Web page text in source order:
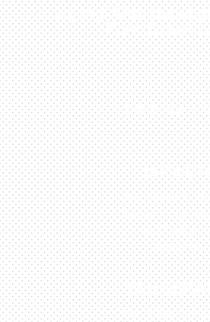
Kunjungi Atau
Kami Di Kota
0813-1054-
Perumahan
Taman Surya 3
No.27,
Indonesia
Husein Sastra